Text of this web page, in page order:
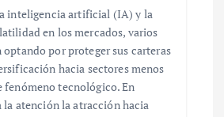
inteligencia artificial (IA) y la
en los mercados, varios
optando por proteger sus carteras
hacia sectores menos
fenómeno tecnológico. En
atención la atracción hacia